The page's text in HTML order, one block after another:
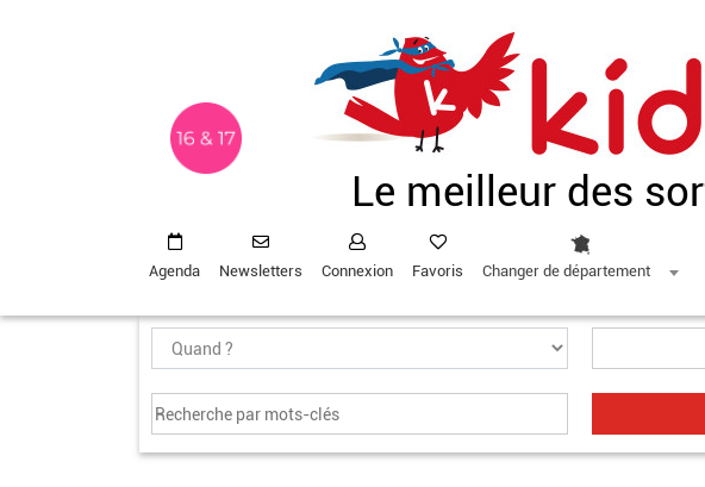
Le meilleur des
Agenda Newsletters Connexion Favoris Changer de département